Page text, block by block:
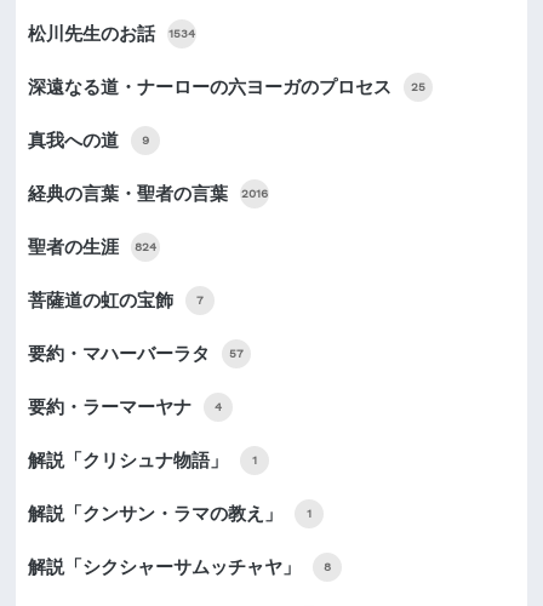
松川先生のお話 1534
深遠なる道・ナーローの六ヨーガのプロセス 25
真我への道 9
経典の言葉・聖者の言葉 2016
聖者の生涯 824
菩薩道の虹の宝飾 7
要約・マハーバーラタ 57
要約・ラーマーヤナ 4
解説「クリシュナ物語」 1
解説「クンサン・ラマの教え」 1
解説「シクシャーサムッチャヤ」 8